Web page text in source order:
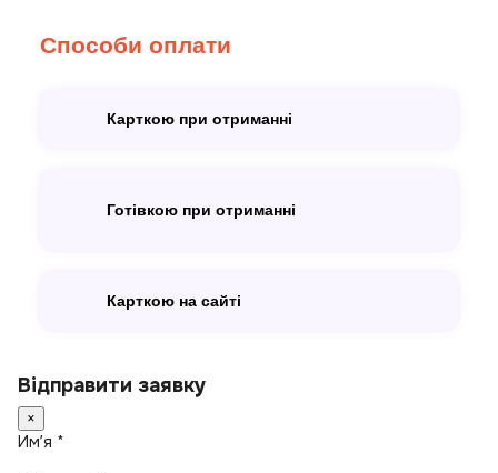
Способи оплати
Карткою при отриманні
Готівкою при отриманні
Карткою на сайті
Відправити заявку
×
Имʼя *